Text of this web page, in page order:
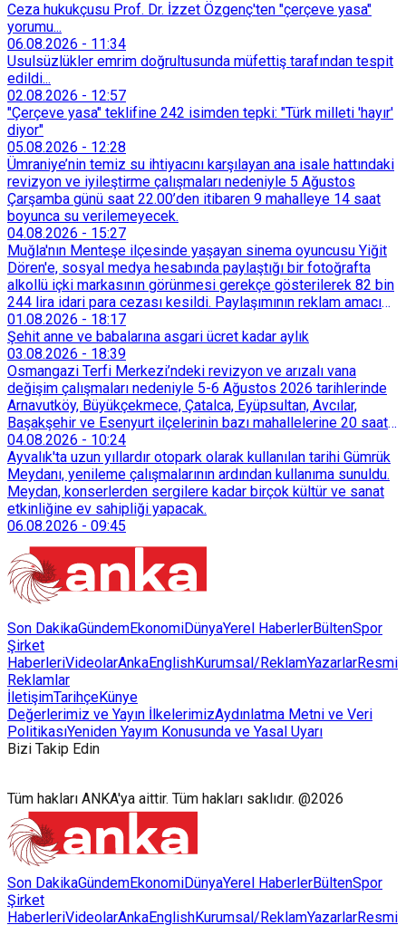
Ceza hukukçusu Prof. Dr. İzzet Özgenç'ten "çerçeve yasa"
yorumu...
06.08.2026 - 11:34
Usulsüzlükler emrim doğrultusunda müfettiş tarafından tespit
edildi...
02.08.2026 - 12:57
"Çerçeve yasa" teklifine 242 isimden tepki: "Türk milleti 'hayır'
diyor"
05.08.2026 - 12:28
Ümraniye’nin temiz su ihtiyacını karşılayan ana isale hattındaki
revizyon ve iyileştirme çalışmaları nedeniyle 5 Ağustos
Çarşamba günü saat 22.00’den itibaren 9 mahalleye 14 saat
boyunca su verilemeyecek.
04.08.2026 - 15:27
Muğla'nın Menteşe ilçesinde yaşayan sinema oyuncusu Yiğit
Dören'e, sosyal medya hesabında paylaştığı bir fotoğrafta
alkollü içki markasının görünmesi gerekçe gösterilerek 82 bin
244 lira idari para cezası kesildi. Paylaşımının reklam amacı
taşımadığını savunan Dören, cezanın iptali için yargıya
başvurdu.
01.08.2026 - 18:17
Şehit anne ve babalarına asgari ücret kadar aylık
03.08.2026 - 18:39
Osmangazi Terfi Merkezi’ndeki revizyon ve arızalı vana
değişim çalışmaları nedeniyle 5-6 Ağustos 2026 tarihlerinde
Arnavutköy, Büyükçekmece, Çatalca, Eyüpsultan, Avcılar,
Başakşehir ve Esenyurt ilçelerinin bazı mahallelerine 20 saat
süreyle su verilemeyecek.
04.08.2026 - 10:24
Ayvalık'ta uzun yıllardır otopark olarak kullanılan tarihi Gümrük
Meydanı, yenileme çalışmalarının ardından kullanıma sunuldu.
Meydan, konserlerden sergilere kadar birçok kültür ve sanat
etkinliğine ev sahipliği yapacak.
06.08.2026 - 09:45
Son DakikaGündemEkonomiDünyaYerel HaberlerBültenSpor
Şirket
HaberleriVideolarAnkaEnglishKurumsal/ReklamYazarlarResmi
Reklamlar
İletişimTarihçeKünye
Değerlerimiz ve Yayın İlkelerimizAydınlatma Metni ve Veri
PolitikasıYeniden Yayım Konusunda ve Yasal Uyarı
Bizi Takip Edin
Tüm hakları ANKA'ya aittir. Tüm hakları saklıdır. @2026
Son DakikaGündemEkonomiDünyaYerel HaberlerBültenSpor
Şirket
HaberleriVideolarAnkaEnglishKurumsal/ReklamYazarlarResmi